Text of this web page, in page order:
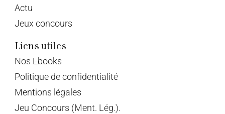
Actu
Jeux concours
Liens utiles
Nos Ebooks
Politique de confidentialité
Mentions légales
Jeu Concours (Ment. Lég.).